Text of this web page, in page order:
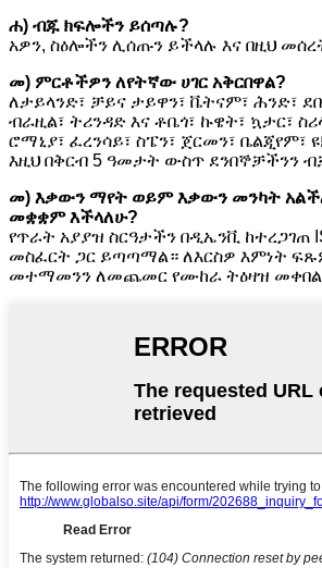
ሐ) ብጁ ክፍሎችን ይሰጣሉ?
አዎን, ስዕሎችን ሊሰጡን ይችላሉ እና በዚህ
መ) ምርቶችዎን ለየትኛው ሀገር አቅርበዋል?
ለታይላንድ፣ ቻይና ታይዋን፣ ቬትናም፣ ሕንድ፣
ብራዚል፣ ትሪንዳድ እና ቶቤጎ፣ ኩዌት፣ ኳታር፣
ሮማኒያ፣ ፈረንሳይ፣ ስፔን፣ ጀርመን፣ ቤልጂየም፣
እዚህ በቅርብ 5 ዓመታት ውስጥ ደንበኞቻችንን
መ) እቃውን ማየት ወይም እቃውን መንካት
መቋቋም እችላለሁ?
የጥራት አያያዝ ስርዓታችን በዲኤንቪ ከተረጋገጠ
መስፈርት ጋር ይጣጣማል። ለእርስዎ እምነት
መተማመንን ለመጨመር የሙከራ ትዕዛዝ መቀበል